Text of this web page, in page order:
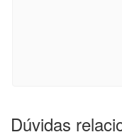
Dúvidas